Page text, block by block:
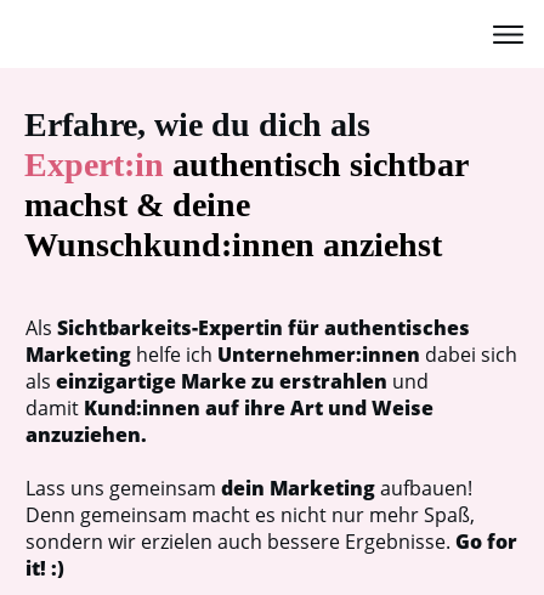
Erfahre, wie du dich als
Expert:in authentisch sichtbar
machst & deine
Wunschkund:innen anziehst
Als Sichtbarkeits-Expertin für authentisches
Marketing helfe ich Unternehmer:innen dabei sich
als einzigartige Marke zu erstrahlen und
damit Kund:innen auf ihre Art und Weise
anzuziehen.
Lass uns gemeinsam dein Marketingaufbauen!
Denn gemeinsam macht es nicht nur mehr Spaß,
sondern wir erzielen auch bessere Ergebnisse. Go for
it! :)